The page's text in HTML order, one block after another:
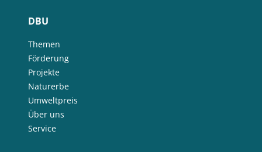
DBU
Themen
Förderung
Projekte
Naturerbe
Umweltpreis
Über uns
Service